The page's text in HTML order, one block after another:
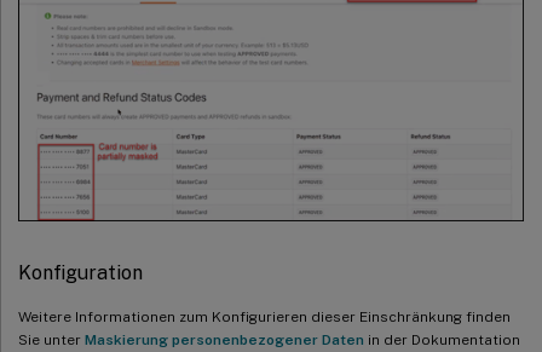
Konfiguration
Weitere Informationen zum Konfigurieren dieser Einschränkung finden
Sie unter Maskierung personenbezogener Daten in der Dokumentation